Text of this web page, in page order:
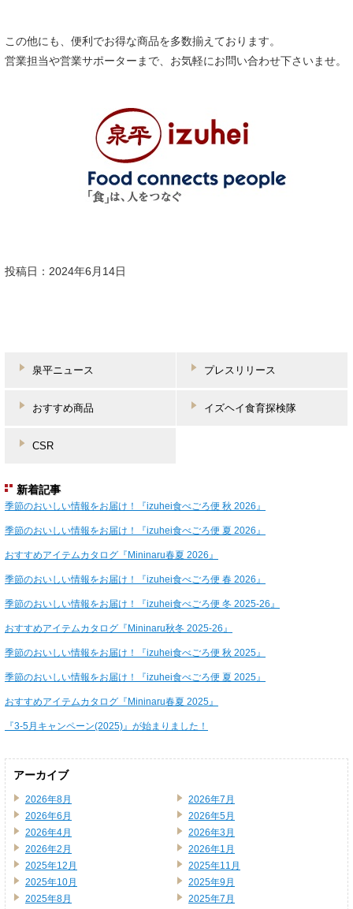
この他にも、便利でお得な商品を多数揃えております。
営業担当や営業サポーターまで、お気軽にお問い合わせ下さいませ。
投稿日：2024年6月14日
泉平ニュース プレスリリース
おすすめ商品 イズヘイ食育探検隊
CSR
新着記事
季節のおいしい情報をお届け！『izuhei食べごろ便 秋 2026』
季節のおいしい情報をお届け！『izuhei食べごろ便 夏 2026』
おすすめアイテムカタログ『Mininaru春夏 2026』
季節のおいしい情報をお届け！『izuhei食べごろ便 春 2026』
季節のおいしい情報をお届け！『izuhei食べごろ便 冬 2025-26』
おすすめアイテムカタログ『Mininaru秋冬 2025-26』
季節のおいしい情報をお届け！『izuhei食べごろ便 秋 2025』
季節のおいしい情報をお届け！『izuhei食べごろ便 夏 2025』
おすすめアイテムカタログ『Mininaru春夏 2025』
『3-5月キャンペーン(2025)』が始まりました！
アーカイブ
2026年8月
2026年7月
2026年6月
2026年5月
2026年4月
2026年3月
2026年2月
2026年1月
2025年12月
2025年11月
2025年10月
2025年9月
2025年8月
2025年7月